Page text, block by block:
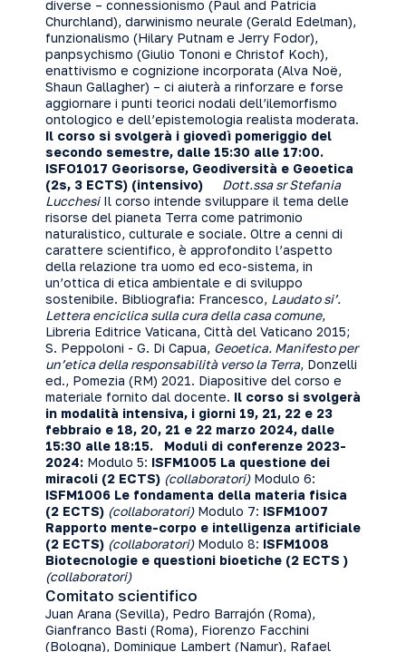
diverse – connessionismo (Paul and Patricia
Churchland), darwinismo neurale (Gerald Edelman),
funzionalismo (Hilary Putnam e Jerry Fodor),
panpsychismo (Giulio Tononi e Christof Koch),
enattivismo e cognizione incorporata (Alva Noë,
Shaun Gallagher) – ci aiuterà a rinforzare e forse
aggiornare i punti teorici nodali dell’ilemorfismo
ontologico e dell’epistemologia realista moderata.
Il corso si svolgerà i giovedì pomeriggio del
secondo semestre, dalle 15:30 alle 17:00.
ISFO1017 Georisorse, Geodiversità e Geoetica
(2s, 3 ECTS) (intensivo)
Dott.ssa sr Stefania
Lucchesi Il corso intende sviluppare il tema delle
risorse del pianeta Terra come patrimonio
naturalistico, culturale e sociale. Oltre a cenni di
carattere scientifico, è approfondito l’aspetto
della relazione tra uomo ed eco-sistema, in
un’ottica di etica ambientale e di sviluppo
sostenibile. Bibliografia: Francesco, Laudato si’.
Lettera enciclica sulla cura della casa comune,
Libreria Editrice Vaticana, Città del Vaticano 2015;
S. Peppoloni - G. Di Capua, Geoetica. Manifesto per
un’etica della responsabilità verso la Terra, Donzelli
ed., Pomezia (RM) 2021. Diapositive del corso e
materiale fornito dal docente. Il corso si svolgerà
in modalità intensiva, i giorni 19, 21, 22 e 23
febbraio e 18, 20, 21 e 22 marzo 2024, dalle
15:30 alle 18:15.
Moduli di conferenze 2023-
2024: Modulo 5: ISFM1005 La questione dei
miracoli (2 ECTS) (collaboratori)Modulo 6:
ISFM1006 Le fondamenta della materia fisica
(2 ECTS) (collaboratori)Modulo 7: ISFM1007
Rapporto mente-corpo e intelligenza artificiale
(2 ECTS) (collaboratori)Modulo 8: ISFM1008
Biotecnologie e questioni bioetiche (2 ECTS )
(collaboratori)
Comitato scientifico
Juan Arana (Sevilla), Pedro Barrajón (Roma),
Gianfranco Basti (Roma), Fiorenzo Facchini
(Bologna), Dominique Lambert (Namur), Rafael